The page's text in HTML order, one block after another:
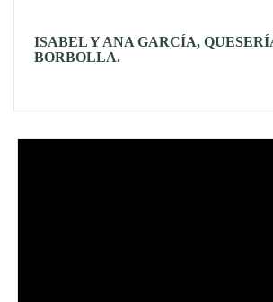
ISABEL Y ANA GARCÍA,
BORBOLLA.